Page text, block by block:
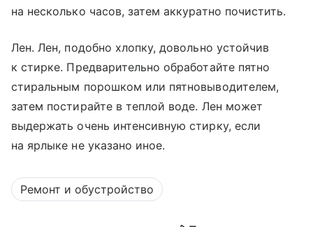
на несколько часов, затем аккуратно почистить.
Лен. Лен, подобно хлопку, довольно устойчив
к стирке. Предварительно обработайте пятно
стиральным порошком или пятновыводителем,
затем постирайте в теплой воде. Лен может
выдержать очень интенсивную стирку, если
на ярлыке не указано иное.
Ремонт и обустройство